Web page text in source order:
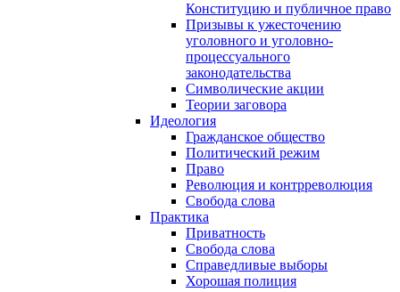
Конституцию и публичное право
Призывы к ужесточению
уголовного и уголовно-
процессуального
законодательства
Символические акции
Теории заговора
Идеология
Гражданское общество
Политический режим
Право
Революция и контрреволюция
Свобода слова
Практика
Приватность
Свобода слова
Справедливые выборы
Хорошая полиция